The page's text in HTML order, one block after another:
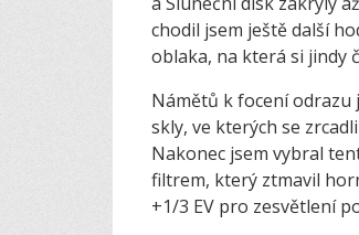
chodil jsem ještě další
oblaka, na která si jindy
Námětů k focení odrazu
skly, ve kterých se
Nakonec jsem vybral
filtrem, který ztmavil
+1/3 EV pro zesvětlení